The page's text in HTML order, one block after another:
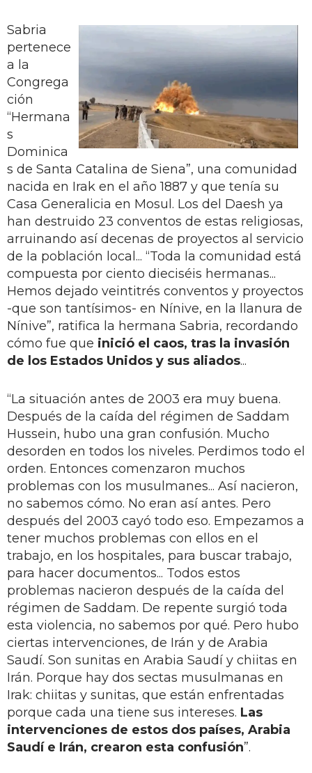
Sabria
pertenece
a la
Congrega
ción
“Hermana
s
Dominica
s de Santa Catalina de Siena”, una comunidad
nacida en Irak en el año 1887 y que tenía su
Casa Generalicia en Mosul. Los del Daesh ya
han destruido 23 conventos de estas religiosas,
arruinando así decenas de proyectos al servicio
de la población local... “Toda la comunidad está
compuesta por ciento dieciséis hermanas...
Hemos dejado veintitrés conventos y proyectos
-que son tantísimos- en Nínive, en la llanura de
Nínive”, ratifica la hermana Sabria, recordando
cómo fue que inició el caos, tras la invasión
de los Estados Unidos y sus aliados...
“La situación antes de 2003 era muy buena.
Después de la caída del régimen de Saddam
Hussein, hubo una gran confusión. Mucho
desorden en todos los niveles. Perdimos todo el
orden. Entonces comenzaron muchos
problemas con los musulmanes... Así nacieron,
no sabemos cómo. No eran así antes. Pero
después del 2003 cayó todo eso. Empezamos a
tener muchos problemas con ellos en el
trabajo, en los hospitales, para buscar trabajo,
para hacer documentos... Todos estos
problemas nacieron después de la caída del
régimen de Saddam. De repente surgió toda
esta violencia, no sabemos por qué. Pero hubo
ciertas intervenciones, de Irán y de Arabia
Saudí. Son sunitas en Arabia Saudí y chiitas en
Irán. Porque hay dos sectas musulmanas en
Irak: chiitas y sunitas, que están enfrentadas
porque cada una tiene sus intereses. Las
intervenciones de estos dos países, Arabia
Saudí e Irán, crearon esta confusión”.